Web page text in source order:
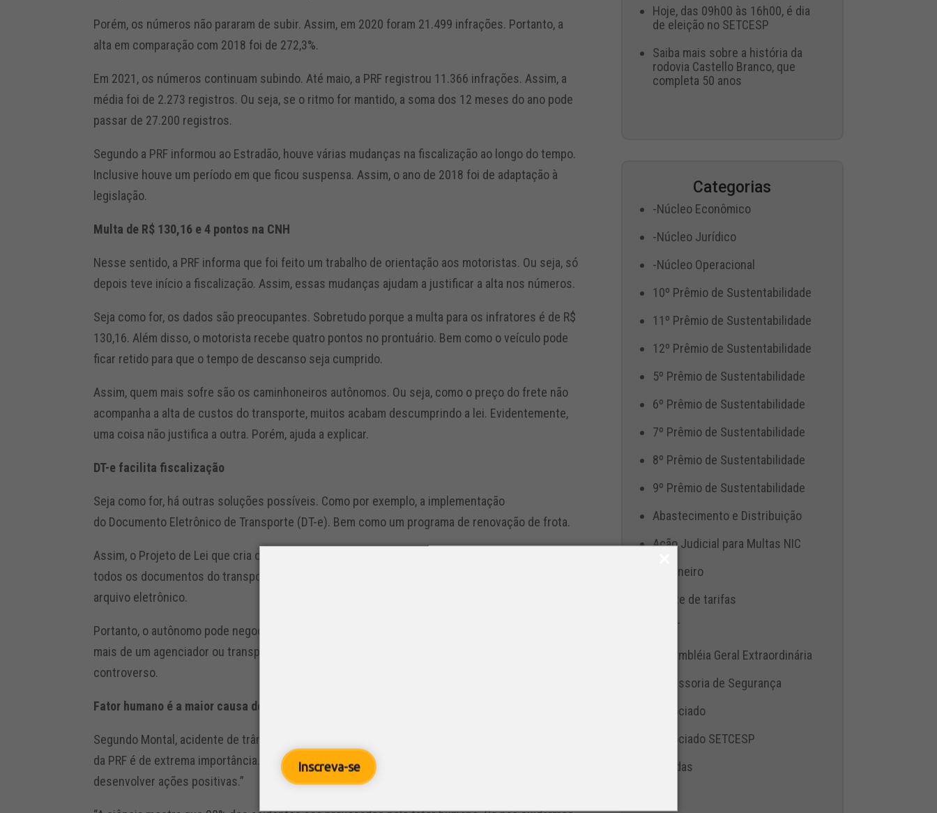
Inscreva-se
Porém, os números não pararam de subir. Assim, em 2020 foram 21.499 infrações. Portanto, a
alta em comparação com 2018 foi de 272,3%.
Em 2021, os números continuam subindo. Até maio, a PRF registrou 11.366 infrações. Assim, a
média foi de 2.273 registros. Ou seja, se o ritmo for mantido, a soma dos 12 meses do ano pode
passar de 27.200 registros.
Segundo a PRF informou ao Estradão, houve várias mudanças na fiscalização ao longo do tempo.
Inclusive houve um período em que ficou suspensa. Assim, o ano de 2018 foi de adaptação à
legislação.
Multa de R$ 130,16 e 4 pontos na CNH
Nesse sentido, a PRF informa que foi feito um trabalho de orientação aos motoristas. Ou seja, só
depois teve início a fiscalização. Assim, essas mudanças ajudam a justificar a alta nos números.
Seja como for, os dados são preocupantes. Sobretudo porque a multa para os infratores é de R$
130,16. Além disso, o motorista recebe quatro pontos no prontuário. Bem como o veículo pode
ficar retido para que o tempo de descanso seja cumprido.
Assim, quem mais sofre são os caminhoneiros autônomos. Ou seja, como o preço do frete não
acompanha a alta de custos do transporte, muitos acabam descumprindo a lei. Evidentemente,
uma coisa não justifica a outra. Porém, ajuda a explicar.
DT-e facilita fiscalização
Seja como for, há outras soluções possíveis. Como por exemplo, a implementação
do Documento Eletrônico de Transporte (DT-e). Bem como um programa de renovação de frota.
Assim, o Projeto de Lei que cria o DT-e já foi aprovado pela Câmera dos Deputados. Ou seja,
todos os documentos do transporte rodoviário de carga ficam concentrados em um único
arquivo eletrônico.
Portanto, o autônomo pode negociar o frete diretamente com o embarcador. Assim, não precisa
mais de um agenciador ou transportador. Entretanto, Maues diz que esse tema ainda é
controverso.
Fator humano é a maior causa de acidentes
Segundo Montal, acidente de trânsito é um problema de saúde pública. “Por isso, a fiscalização
da PRF é de extrema importância. Dessa forma, conseguimos medir a situação da categoria para
desenvolver ações positivas.”
Hoje, das 09h00 às 16h00, é dia
de eleição no SETCESP
Saiba mais sobre a história da
rodovia Castello Branco, que
completa 50 anos
Categorias
-Núcleo Econômico
-Núcleo Jurídico
-Núcleo Operacional
10º Prêmio de Sustentabilidade
11º Prêmio de Sustentabilidade
12º Prêmio de Sustentabilidade
5º Prêmio de Sustentabilidade
6º Prêmio de Sustentabilidade
7º Prêmio de Sustentabilidade
8º Prêmio de Sustentabilidade
9º Prêmio de Sustentabilidade
Abastecimento e Distribuição
Ação Judicial para Multas NIC
Aduaneiro
Ajuste de tarifas
ANTT
Assembléia Geral Extraordinária
Assessoria de Segurança
Associado
Associado SETCESP
Bebidas